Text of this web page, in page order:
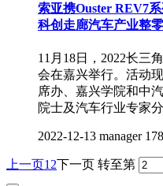
索亚携Ouster REV7
科创走廊汽车产业整
11月18日，2022长三
会在嘉兴举行。活动
席办、嘉兴学院和中
院士及汽车行业专家
2022-12-13 manager 178
上一页1 2下一页 转至第